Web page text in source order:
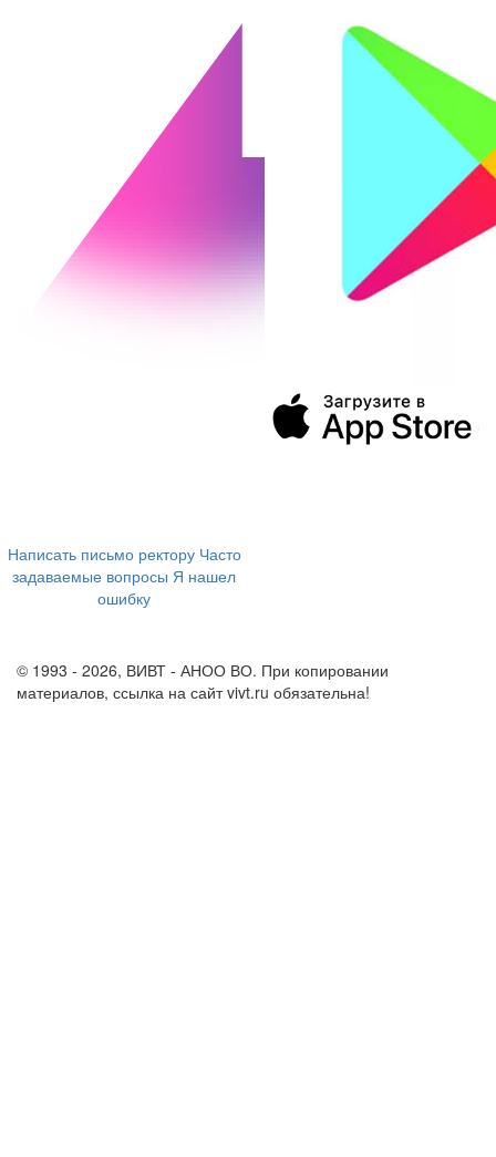
Написать письмо ректору Часто
задаваемые вопросы Я нашел
ошибку
© 1993 - 2026, ВИВТ - АНОО ВО. При копировании
материалов, ссылка на сайт vivt.ru обязательна!